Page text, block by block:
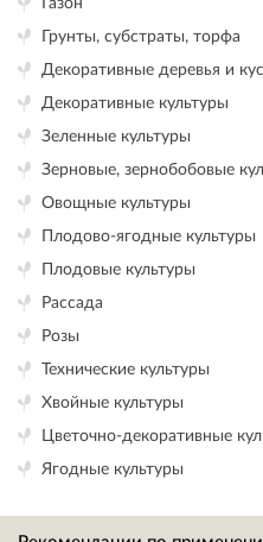
Газон
Грунты, субстраты, торфа
Декоративные деревья и
Декоративные культуры
Зеленные культуры
Зерновые, зернобобовые
Овощные культуры
Плодово-ягодные культуры
Плодовые культуры
Рассада
Розы
Технические культуры
Хвойные культуры
Цветочно-декоративные
Ягодные культуры